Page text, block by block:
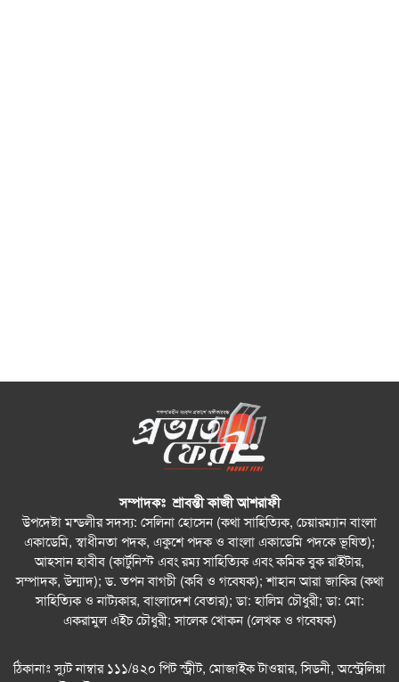
সম্পাদকঃ শ্রাবন্তী কাজী আশরাফী
উপদেষ্টা মন্ডলীর সদস্য: সেলিনা হোসেন (কথা সাহিত্যিক, চেয়ারম্যান বাংলা
একাডেমি, স্বাধীনতা পদক, একুশে পদক ও বাংলা একাডেমি পদকে ভূষিত);
আহসান হাবীব (কার্টুনিস্ট এবং রম্য সাহিত্যিক এবং কমিক বুক রাইটার,
সম্পাদক, উন্মাদ); ড. তপন বাগচী (কবি ও গবেষক); শাহান আরা জাকির (কথা
সাহিত্যিক ও নাট্যকার, বাংলাদেশ বেতার); ডা: হালিম চৌধুরী; ডা: মো:
একরামুল এইচ চৌধুরী; সালেক খোকন (লেখক ও গবেষক)
ঠিকানাঃ স্যুট নাম্বার ১১১/৪২০ পিট স্ট্রীট, মোজাইক টাওয়ার, সিডনী, অস্ট্রেলিয়া